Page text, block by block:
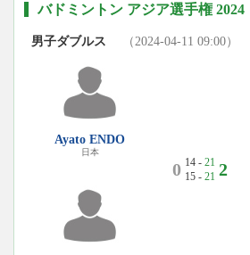
バドミントン アジア選手権 2024
男子ダブルス （2024-04-11 09:00）
Ayato ENDO
日本
0 14 - 21
15 - 21 2